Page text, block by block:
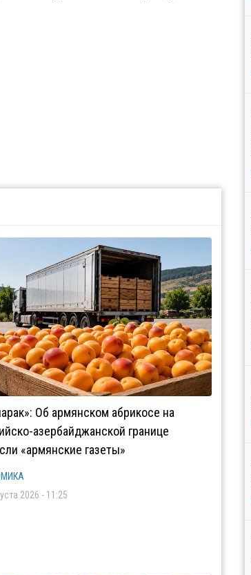
Об армянском абрикосе на
азербайджанской границе
«армянские газеты»
2026 - 11:25